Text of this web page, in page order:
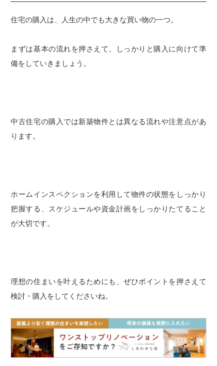
住宅の購入は、人生の中でも大きな買い物の一つ。
まずは基本の流れを押さえて、しっかりと購入に向けて準
備をしていきましょう。
中古住宅の購入では新築物件とは異なる流れや注意点があ
ります。
ホームインスペクションを利用して物件の状態をしっかり
把握する、スケジュールや資金計画をしっかりたてること
が大切です。
理想の住まいを叶えるためにも、ぜひポイントを押さえて
検討・購入をしてくださいね。